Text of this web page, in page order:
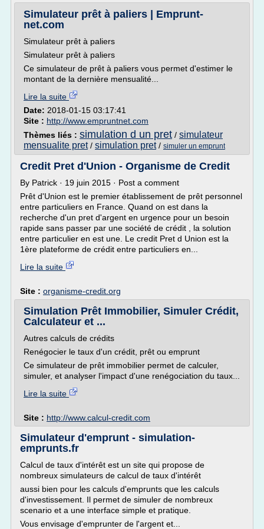
Simulateur prêt à paliers | Emprunt-
net.com
Simulateur prêt à paliers
Simulateur prêt à paliers
Ce simulateur de prêt à paliers vous permet d'estimer le
montant de la dernière mensualité...
Lire la suite
Date: 2018-01-15 03:17:41
Site : http://www.empruntnet.com
Thèmes liés : simulation d un pret / simulateur
mensualite pret/ simulation pret/ simuler un emprunt
Credit Pret d'Union - Organisme de Credit
By Patrick · 19 juin 2015 · Post a comment
Prêt d'Union est le premier établissement de prêt personnel
entre particuliers en France. Quand on est dans la
recherche d'un pret d'argent en urgence pour un besoin
rapide sans passer par une société de crédit , la solution
entre particulier en est une. Le credit Pret d Union est la
1ère plateforme de crédit entre particuliers en...
Lire la suite
Site : organisme-credit.org
Simulation Prêt Immobilier, Simuler Crédit,
Calculateur et ...
Autres calculs de crédits
Renégocier le taux d'un crédit, prêt ou emprunt
Ce simulateur de prêt immobilier permet de calculer,
simuler, et analyser l'impact d'une renégociation du taux...
Lire la suite
Site : http://www.calcul-credit.com
Simulateur d'emprunt - simulation-
emprunts.fr
Calcul de taux d'intérêt est un site qui propose de
nombreux simulateurs de calcul de taux d'intérêt
aussi bien pour les calculs d'emprunts que les calculs
d'investissement. Il permet de simuler de nombreux
scenario et a une interface simple et pratique.
Vous envisage d'emprunter de l'argent et...